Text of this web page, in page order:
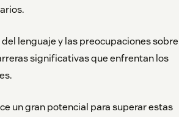
lenguaje y las preocupaciones
significativas que enfrentan los
un gran potencial para superar estas